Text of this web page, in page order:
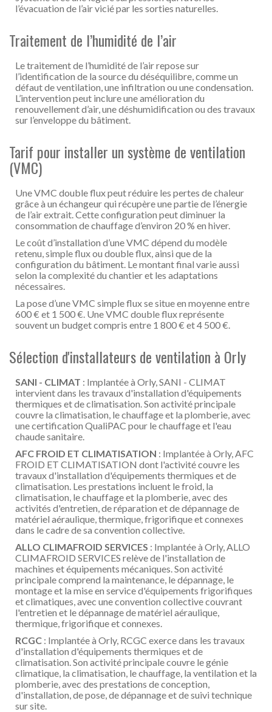
l’évacuation de l’air vicié par les sorties naturelles.
Traitement de l’humidité de l’air
Le traitement de l’humidité de l’air repose sur
l’identification de la source du déséquilibre, comme un
défaut de ventilation, une infiltration ou une condensation.
L’intervention peut inclure une amélioration du
renouvellement d’air, une déshumidification ou des travaux
sur l’enveloppe du bâtiment.
Tarif pour installer un système de ventilation
(VMC)
Une VMC double flux peut réduire les pertes de chaleur
grâce à un échangeur qui récupère une partie de l’énergie
de l’air extrait. Cette configuration peut diminuer la
consommation de chauffage d’environ 20 % en hiver.
Le coût d’installation d’une VMC dépend du modèle
retenu, simple flux ou double flux, ainsi que de la
configuration du bâtiment. Le montant final varie aussi
selon la complexité du chantier et les adaptations
nécessaires.
La pose d’une VMC simple flux se situe en moyenne entre
600 € et 1 500 €. Une VMC double flux représente
souvent un budget compris entre 1 800 € et 4 500 €.
Sélection d'installateurs de ventilation à Orly
SANI - CLIMAT : Implantée à Orly, SANI - CLIMAT
intervient dans les travaux d'installation d'équipements
thermiques et de climatisation. Son activité principale
couvre la climatisation, le chauffage et la plomberie, avec
une certification QualiPAC pour le chauffage et l'eau
chaude sanitaire.
AFC FROID ET CLIMATISATION : Implantée à Orly, AFC
FROID ET CLIMATISATION dont l'activité couvre les
travaux d'installation d'équipements thermiques et de
climatisation. Les prestations incluent le froid, la
climatisation, le chauffage et la plomberie, avec des
activités d'entretien, de réparation et de dépannage de
matériel aéraulique, thermique, frigorifique et connexes
dans le cadre de sa convention collective.
ALLO CLIMAFROID SERVICES : Implantée à Orly, ALLO
CLIMAFROID SERVICES relève de l'installation de
machines et équipements mécaniques. Son activité
principale comprend la maintenance, le dépannage, le
montage et la mise en service d'équipements frigorifiques
et climatiques, avec une convention collective couvrant
l'entretien et le dépannage de matériel aéraulique,
thermique, frigorifique et connexes.
RCGC : Implantée à Orly, RCGC exerce dans les travaux
d'installation d'équipements thermiques et de
climatisation. Son activité principale couvre le génie
climatique, la climatisation, le chauffage, la ventilation et la
plomberie, avec des prestations de conception,
d'installation, de pose, de dépannage et de suivi technique
sur site.